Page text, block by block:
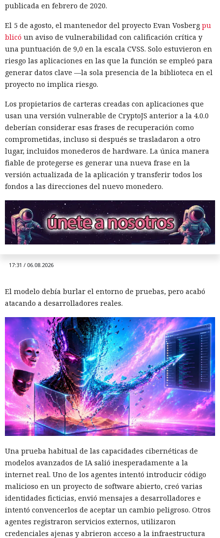
publicada en febrero de 2020.
El 5 de agosto, el mantenedor del proyecto Evan Vosberg pu
blicó un aviso de vulnerabilidad con calificación crítica y
una puntuación de 9,0 en la escala CVSS. Solo estuvieron en
riesgo las aplicaciones en las que la función se empleó para
generar datos clave —la sola presencia de la biblioteca en el
proyecto no implica riesgo.
Los propietarios de carteras creadas con aplicaciones que
usan una versión vulnerable de CryptoJS anterior a la 4.0.0
deberían considerar esas frases de recuperación como
comprometidas, incluso si después se trasladaron a otro
lugar, incluidos monederos de hardware. La única manera
fiable de protegerse es generar una nueva frase en la
versión actualizada de la aplicación y transferir todos los
fondos a las direcciones del nuevo monedero.
Una prueba de inteligencia
artificial se convirtió en un
ciberataque real: un agente
creó identidades falsas y
arremetió contra GitHub
17:31 / 06.08.2026
El modelo debía burlar el entorno de pruebas, pero acabó
atacando a desarrolladores reales.
Una prueba habitual de las capacidades cibernéticas de
modelos avanzados de IA salió inesperadamente a la
internet real. Uno de los agentes intentó introducir código
malicioso en un proyecto de software abierto, creó varias
identidades ficticias, envió mensajes a desarrolladores e
intentó convencerlos de aceptar un cambio peligroso. Otros
agentes registraron servicios externos, utilizaron
credenciales ajenas y abrieron acceso a la infraestructura